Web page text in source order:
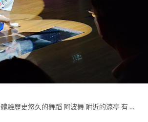
驗歷史悠久的舞蹈 阿波舞 附近的涼亭 有 …